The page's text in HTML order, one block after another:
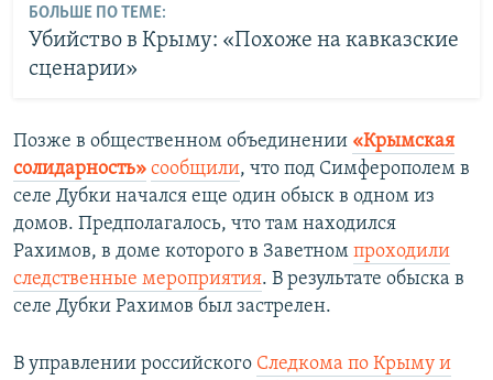
БОЛЬШЕ ПО ТЕМЕ:
Убийство в Крыму: «Похоже на кавказские
сценарии»
Позже в общественном объединении «Крымская
солидарность» сообщили, что под Симферополем в
селе Дубки начался еще один обыск в одном из
домов. Предполагалось, что там находился
Рахимов, в доме которого в Заветном проходили
следственные мероприятия. В результате обыска в
селе Дубки Рахимов был застрелен.
В управлении российского Следкома по Крыму и